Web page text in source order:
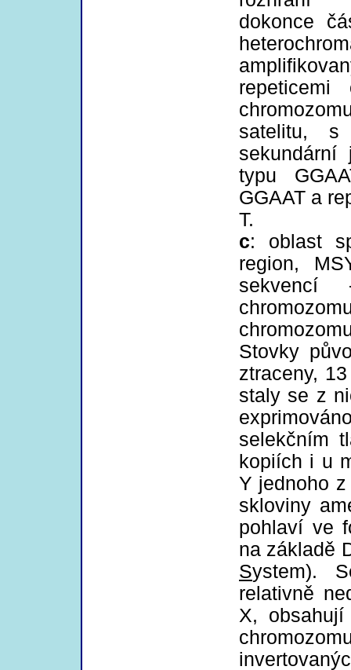
dokonce
repeticemi
satelitu,
typu
GGAAT a
T.
c: oblast
region,
sekvencí
Stovky
ztraceny,
staly se z
selekčním
kopiích i u
Y jednoho
skloviny
pohlaví ve
na základě
System).
relativně
X,